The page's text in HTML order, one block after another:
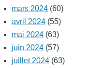
mars 2024 (60)
avril 2024 (55)
mai 2024 (63)
juin 2024 (57)
juillet 2024 (63)